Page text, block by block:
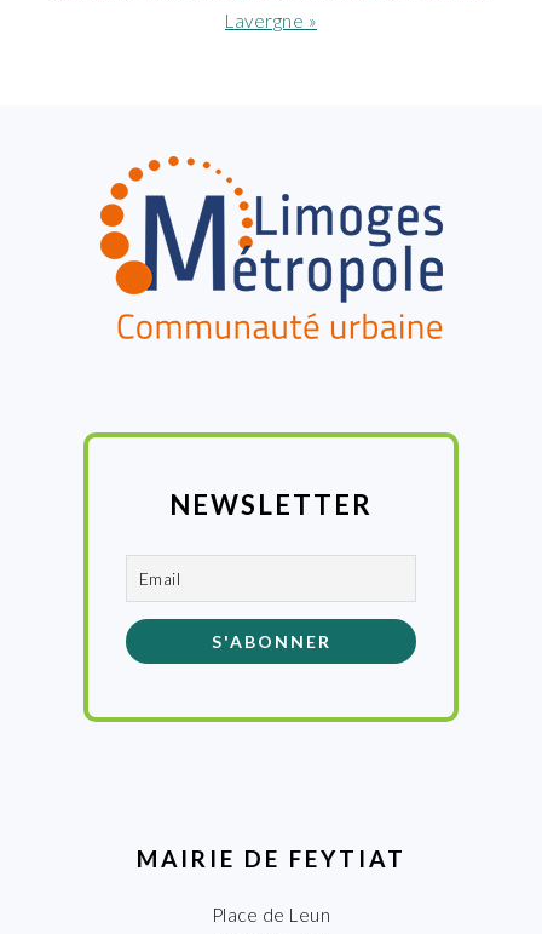
Lavergne »
NEWSLETTER
MAIRIE DE FEYTIAT
Place de Leun